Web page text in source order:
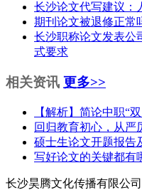
长沙论文代写建议：
期刊论文被退修正常
长沙职称论文​发表公
式要求
相关资讯 更多>>
【解析】简论中职“
回归教育初心，从严
硕士生论文开题报告
写好论文的关键都有
长沙昊腾文化传播有限公